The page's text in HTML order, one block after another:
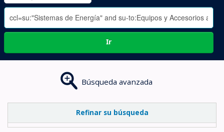
-
Ir
Búsqueda avanzada
Refinar su búsqueda